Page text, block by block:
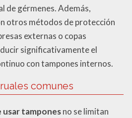
de gérmenes. Además,
otros métodos de protección
externas o copas
significativamente el
con tampones internos.
comunes
usar tamponesno se limitan